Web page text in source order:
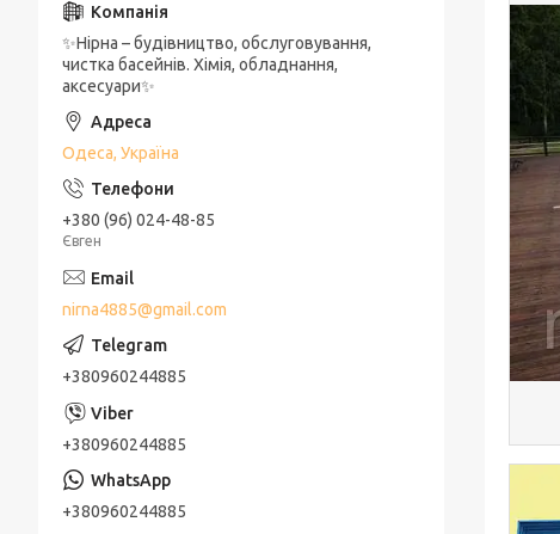
✨Нірна – будівництво, обслуговування,
чистка басейнів. Хімія, обладнання,
аксесуари✨
Одеса, Україна
+380 (96) 024-48-85
Євген
nirna4885@gmail.com
+380960244885
+380960244885
+380960244885